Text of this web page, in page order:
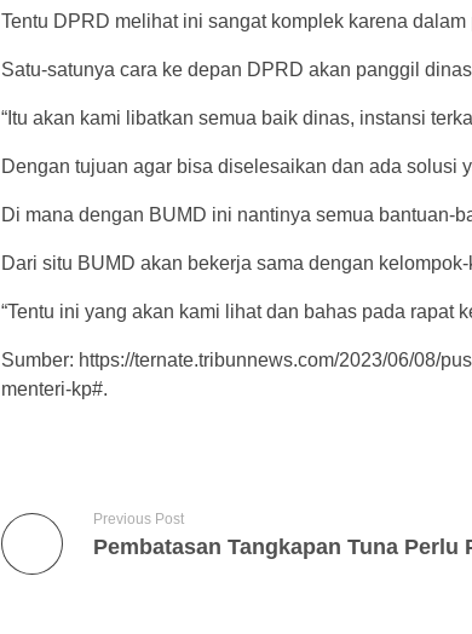
Tentu DPRD melihat ini sangat komplek karena
Satu-satunya cara ke depan DPRD akan panggil
“Itu akan kami libatkan semua baik dinas, instansi
Dengan tujuan agar bisa diselesaikan dan ada solusi
Di mana dengan BUMD ini nantinya semua bantuan-
Dari situ BUMD akan bekerja sama dengan
“Tentu ini yang akan kami lihat dan bahas pada rapat
Sumber: https://ternate.tribunnews.com/2023/06/08/
menteri-kp#.
Previous Post